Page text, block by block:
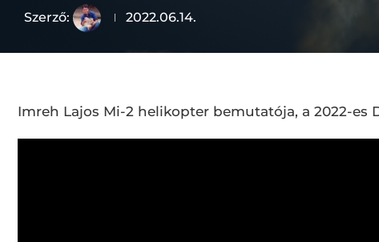
Szerző: 2022.06.14.
Imreh Lajos Mi-2 helikopter bemutatója, a 2022-es